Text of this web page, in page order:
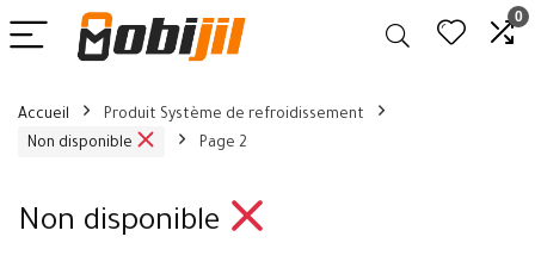
0
Accueil
Produit Système de refroidissement
Non disponible
Page 2
Non disponible